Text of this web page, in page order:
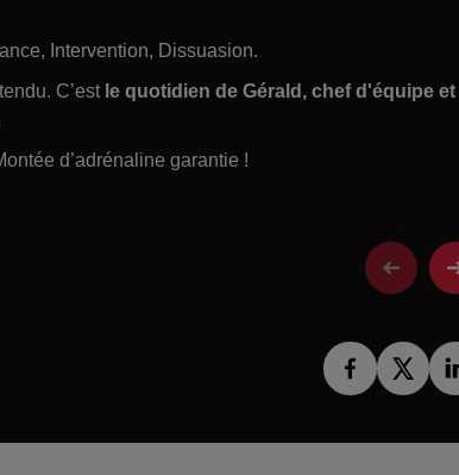
Intervention, Dissuasion.
C’est le quotidien de Gérald, chef d'équipe et
d’adrénaline garantie !